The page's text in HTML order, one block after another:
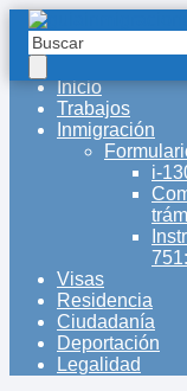
Inicio
Trabajos
Inmigración
i-
Visas
Residencia
Ciudadanía
Deportación
Legalidad